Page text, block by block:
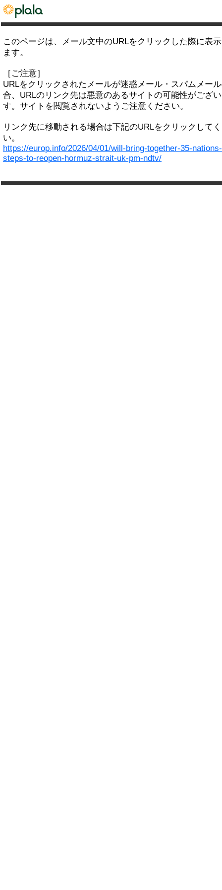
このページは、メール文中のURLをクリックした際に表
ます。
［ご注意］
URLをクリックされたメールが迷惑メール・スパムメー
合、URLのリンク先は悪意のあるサイトの可能性がござ
す。サイトを閲覧されないようご注意ください。
リンク先に移動される場合は下記のURLをクリックして
い。
https://europ.info/2026/04/01/will-bring-together-35-
steps-to-reopen-hormuz-strait-uk-pm-ndtv/